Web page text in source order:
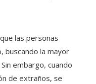
las personas
buscando la mayor
embargo, cuando
de extraños, se